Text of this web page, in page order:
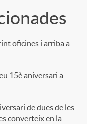
oficines i arriba a
15è aniversari a
de dues de les
converteix en la